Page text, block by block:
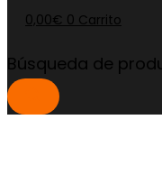
0,00€ 0 Carrito
Búsqueda de